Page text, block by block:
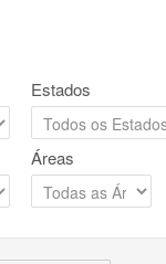
Estados
Áreas